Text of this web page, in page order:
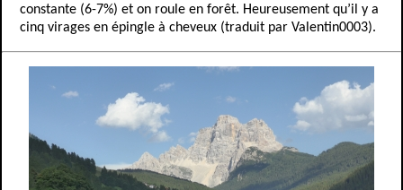
constante (6-7%) et on roule en forêt. Heureusement qu’il y a
cinq virages en épingle à cheveux (traduit par Valentin0003).